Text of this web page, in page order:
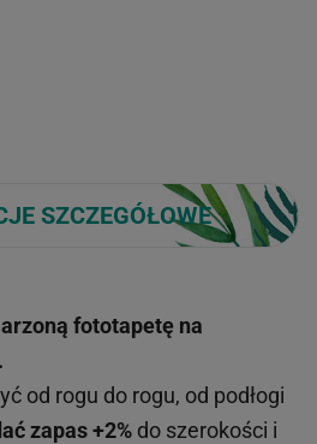
SZCZEGÓŁOWE
fototapetę na
od rogu do rogu, od podłogi
zapas +2% do szerokości i